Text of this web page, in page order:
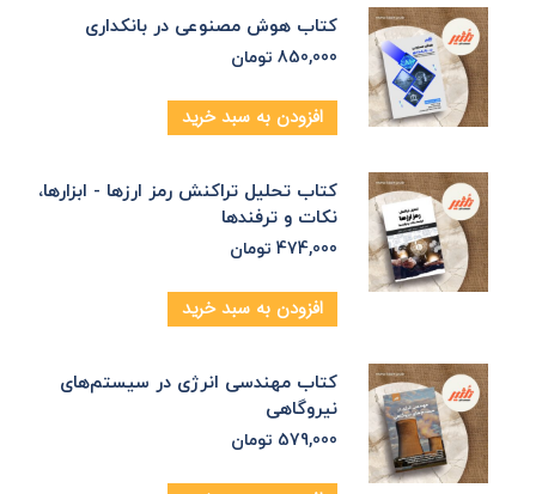
کتاب هوش مصنوعی در بانکداری
850,000 تومان
افزودن به سبد خرید
کتاب تحلیل تراکنش رمز ارزها - ابزارها،
نکات و ترفندها
474,000 تومان
افزودن به سبد خرید
کتاب مهندسی انرژی در سیستم‌های
نیروگاهی
579,000 تومان